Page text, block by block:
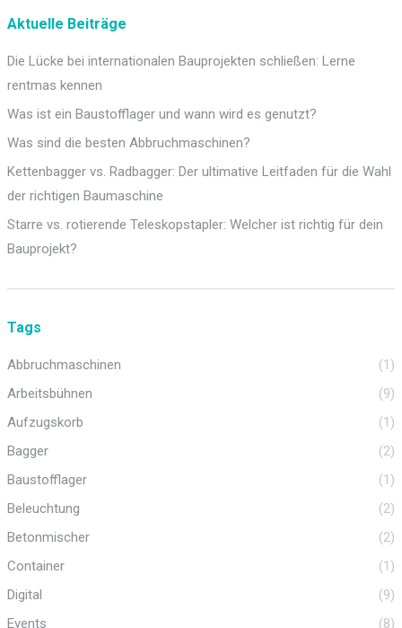
Aktuelle Beiträge
Die Lücke bei internationalen Bauprojekten schließen: Lerne
rentmas kennen
Was ist ein Baustofflager und wann wird es genutzt?
Was sind die besten Abbruchmaschinen?
Kettenbagger vs. Radbagger: Der ultimative Leitfaden für die Wahl
der richtigen Baumaschine
Starre vs. rotierende Teleskopstapler: Welcher ist richtig für dein
Bauprojekt?
Tags
Abbruchmaschinen
(1)
Arbeitsbühnen
(9)
Aufzugskorb
(1)
Bagger
(2)
Baustofflager
(1)
Beleuchtung
(2)
Betonmischer
(2)
Container
(1)
Digital
(9)
Events
(8)